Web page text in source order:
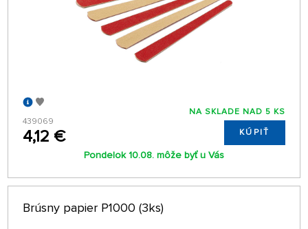
439069
4,12 €
NA SKLADE NAD 5 KS
KÚPIŤ
Pondelok 10.08. môže byť u Vás
Brúsny papier P1000 (3ks)